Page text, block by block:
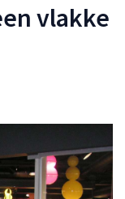
vlakke